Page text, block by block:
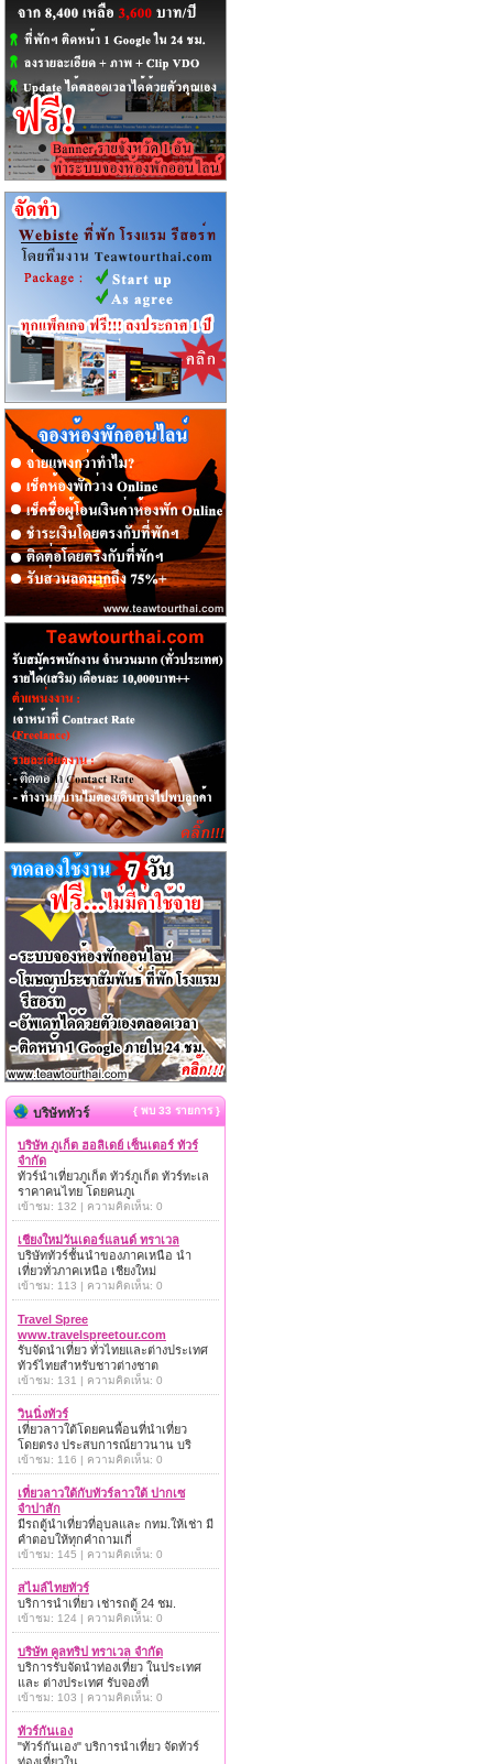
บริษัททัวร์ { พบ 33 รายการ }
บริษัท ภูเก็ต ฮอลิเดย์ เซ็นเตอร์ ทัวร์
จำกัด
ทัวร์นำเที่ยวภูเก็ต ทัวร์ภูเก็ต ทัวร์ทะเล
ราคาคนไทย โดยคนภูเ
เข้าชม: 132 | ความคิดเห็น: 0
เชียงใหม่วันเดอร์แลนด์ ทราเวล
บริษัททัวร์ชั้นนำของภาคเหนือ นำ
เที่ยวทั่วภาคเหนือ เชียงใหม่
เข้าชม: 113 | ความคิดเห็น: 0
Travel Spree
www.travelspreetour.com
รับจัดนำเที่ยว ทั่วไทยและต่างประเทศ
ทัวร์ไทยสำหรับชาวต่างชาต
เข้าชม: 131 | ความคิดเห็น: 0
วินนิ่งทัวร์
เที่ยวลาวใต้โดยคนพื้อนที่นำเที่ยว
โดยตรง ประสบการณ์ยาวนาน บริ
เข้าชม: 116 | ความคิดเห็น: 0
เที่ยวลาวใต้กับทัวร์ลาวใต้ ปากเซ
จำปาสัก
มีรถตู้นำเที่ยวที่อุบลและ กทม.ให้เช่า มี
คำตอบให้ทุกคำถามเกี่
เข้าชม: 145 | ความคิดเห็น: 0
สไมล์ไทยทัวร์
บริการนำเที่ยว เช่ารถตู้ 24 ชม.
เข้าชม: 124 | ความคิดเห็น: 0
บริษัท คูลทริป ทราเวล จำกัด
บริการรับจัดนำท่องเที่ยว ในประเทศ
และ ต่างประเทศ รับจองที่
เข้าชม: 103 | ความคิดเห็น: 0
ทัวร์กันเอง
"ทัวร์กันเอง" บริการนำเที่ยว จัดทัวร์